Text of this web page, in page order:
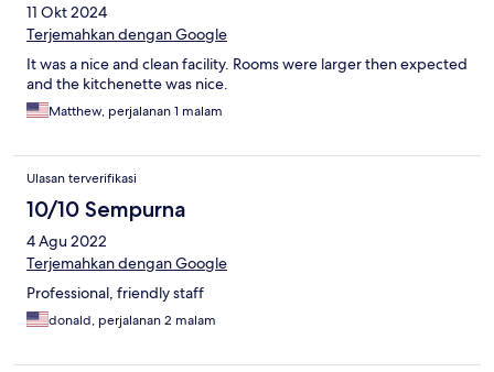
11 Okt 2024
Terjemahkan dengan Google
It was a nice and clean facility. Rooms were larger then expected
and the kitchenette was nice.
Matthew, perjalanan 1 malam
Ulasan terverifikasi
10/10 Sempurna
4 Agu 2022
Terjemahkan dengan Google
Professional, friendly staff
donald, perjalanan 2 malam